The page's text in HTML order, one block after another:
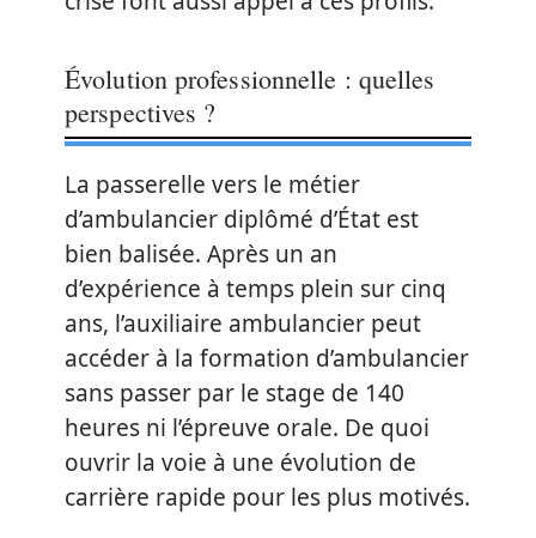
Évolution professionnelle : quelles
perspectives ?
La passerelle vers le métier
d’ambulancier diplômé d’État est
bien balisée. Après un an
d’expérience à temps plein sur cinq
ans, l’auxiliaire ambulancier peut
accéder à la formation d’ambulancier
sans passer par le stage de 140
heures ni l’épreuve orale. De quoi
ouvrir la voie à une évolution de
carrière rapide pour les plus motivés.